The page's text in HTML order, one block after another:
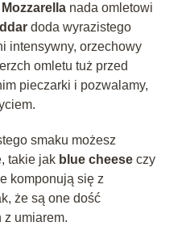
Mozzarellanada omletowi
doda wyrazistego
intensywny, orzechowy
omletu tuż przed
pieczarki i pozwalamy,
smaku możesz
takie jak blue cheeseczy
komponują się z
że są one dość
umiarem.